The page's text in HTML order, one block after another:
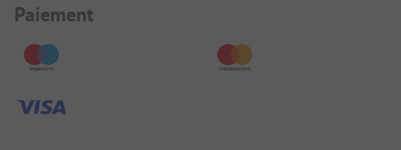
Informations de paiement
Paiement